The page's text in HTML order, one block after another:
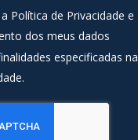
Política de Privacidade e
dos meus dados
especificadas na